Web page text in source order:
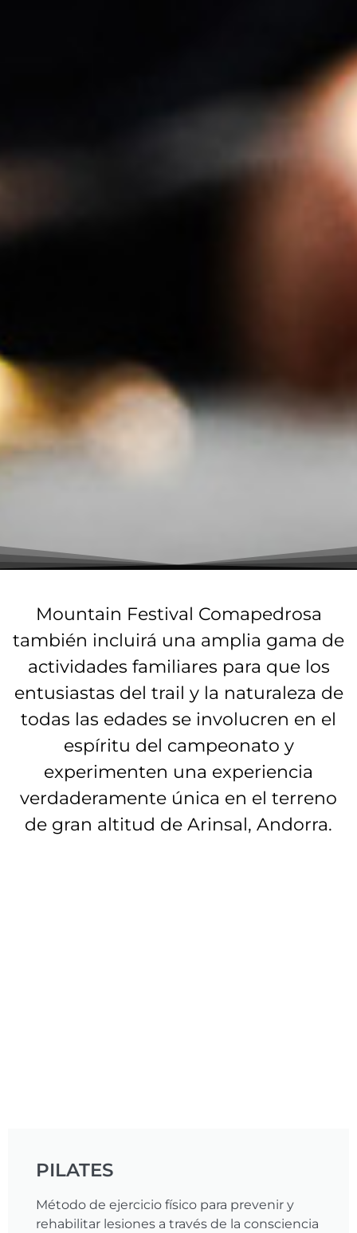
Mountain Festival Comapedrosa
también incluirá una amplia gama de
actividades familiares para que los
entusiastas del trail y la naturaleza de
todas las edades se involucren en el
espíritu del campeonato y
experimenten una experiencia
verdaderamente única en el terreno
de gran altitud de Arinsal, Andorra.
PILATES
Método de ejercicio físico para prevenir y
rehabilitar lesiones a través de la consciencia